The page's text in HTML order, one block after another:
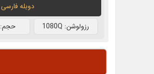
دوبله فارسی
رزولوشن: 1080Q
حجم: 2.3GB